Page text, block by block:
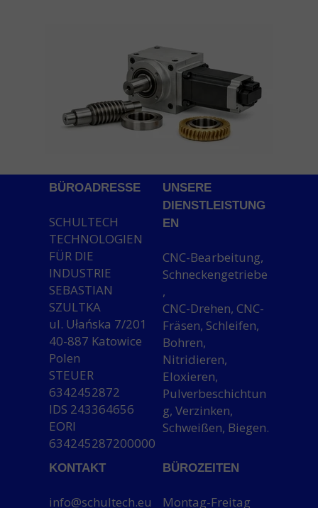
UNSERE
DIENSTLEISTUNG
EN
CNC-Bearbeitung,
Schneckengetriebe
,
CNC-Drehen, CNC-
Fräsen, Schleifen,
Bohren,
Nitridieren,
Eloxieren,
Pulverbeschichtun
g, Verzinken,
Schweißen, Biegen.
BÜROZEITEN
Montag-Freitag
BÜROADRESSE
SCHULTECH
TECHNOLOGIEN
FÜR DIE
INDUSTRIE
SEBASTIAN
SZULTKA
ul. Ułańska 7/201
40-887 Katowice
Polen
STEUER
6342452872
IDS 243364656
EORI
634245287200000
KONTAKT
info@schultech.eu